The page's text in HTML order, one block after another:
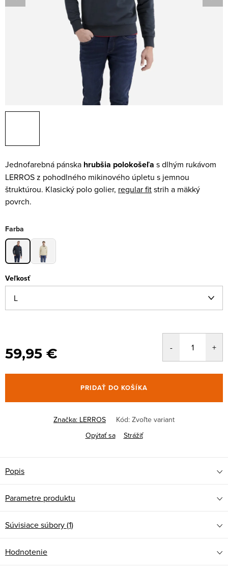
Jednofarebná pánska hrubšia polokošeľa s dlhým rukávom
LERROS z pohodlného mikinového úpletu s jemnou
štruktúrou. Klasický polo golier, regular fitstrih a mäkký
povrch.
Farba
Veľkosť
59,95 €
PRIDAŤ DO KOŠÍKA
Značka: LERROS Kód: Zvoľte variant
Opýtať sa
Strážiť
Popis
Parametre produktu
Súvisiace súbory (1)
Hodnotenie